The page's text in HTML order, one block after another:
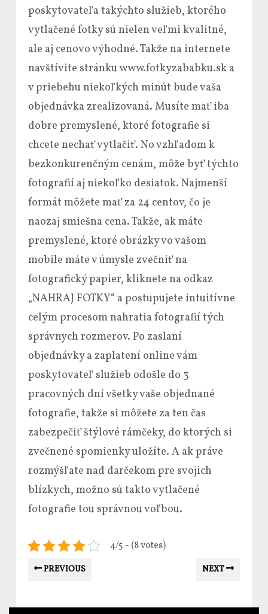
poskytovateľa takýchto služieb, ktorého
vytlačené fotky sú nielen veľmi kvalitné,
ale aj cenovo výhodné. Takže na internete
navštívite stránku www.fotkyzababku.sk a
v priebehu niekoľkých minút bude vaša
objednávka zrealizovaná. Musíte mať iba
dobre premyslené, ktoré fotografie si
chcete nechať vytlačiť. No vzhľadom k
bezkonkurenčným cenám, môže byť týchto
fotografií aj niekoľko desiatok. Najmenší
formát môžete mať za 24 centov, čo je
naozaj smiešna cena. Takže, ak máte
premyslené, ktoré obrázky vo vašom
mobile máte v úmysle zvečniť na
fotografický papier, kliknete na odkaz
„NAHRAJ FOTKY“ a postupujete intuitívne
celým procesom nahratia fotografií tých
správnych rozmerov. Po zaslaní
objednávky a zaplatení online vám
poskytovateľ služieb odošle do 3
pracovných dní všetky vaše objednané
fotografie, takže si môžete za ten čas
zabezpečiť štýlové rámčeky, do ktorých si
zvečnené spomienky uložíte. A ak práve
rozmýšľate nad darčekom pre svojich
blízkych, možno sú takto vytlačené
fotografie tou správnou voľbou.
4/5 - (8 votes)
PREVIOUS NEXT